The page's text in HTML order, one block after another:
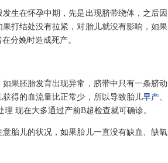
在怀孕中期，先是出现脐带绕体，之后因
打结处没有拉紧，对胎儿就没有影响，如果
分娩时造成死产。
胚胎发育出现异常，脐带中只有一条脐动
得的血流量比正常少，所以导致胎儿早产、
现在大多通过产前B超检查就可确诊。
胎儿的状况，如果胎儿一直没有缺血、缺氧